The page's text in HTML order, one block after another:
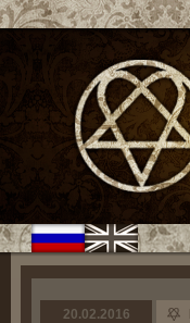
20.02.2016